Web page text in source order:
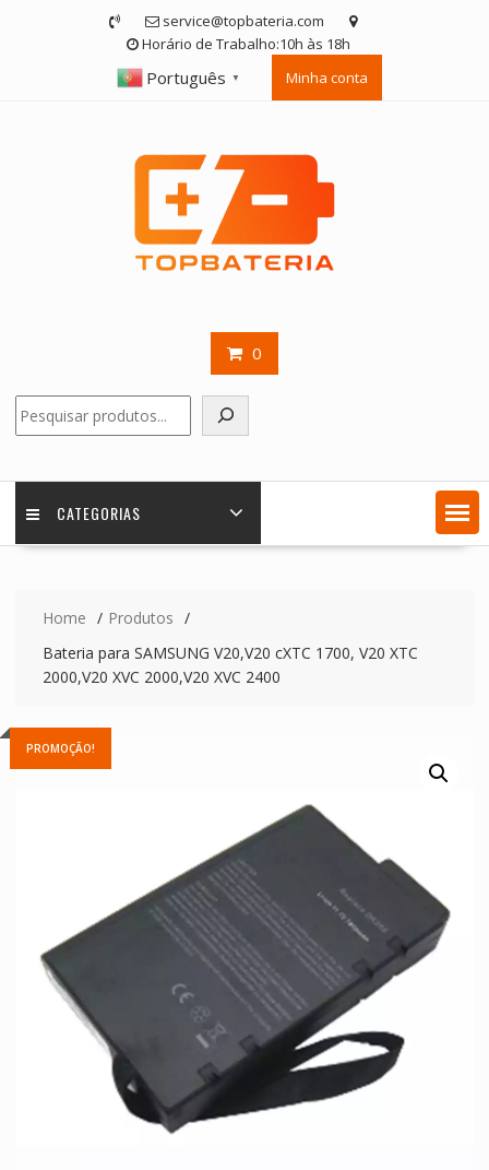
service@topbateria.com
Horário de Trabalho:10h às 18h
Português ▼ Minha conta
0
CATEGORIAS
Home
Produtos
Bateria para SAMSUNG V20,V20 cXTC 1700, V20 XTC
2000,V20 XVC 2000,V20 XVC 2400
PROMOÇÃO!